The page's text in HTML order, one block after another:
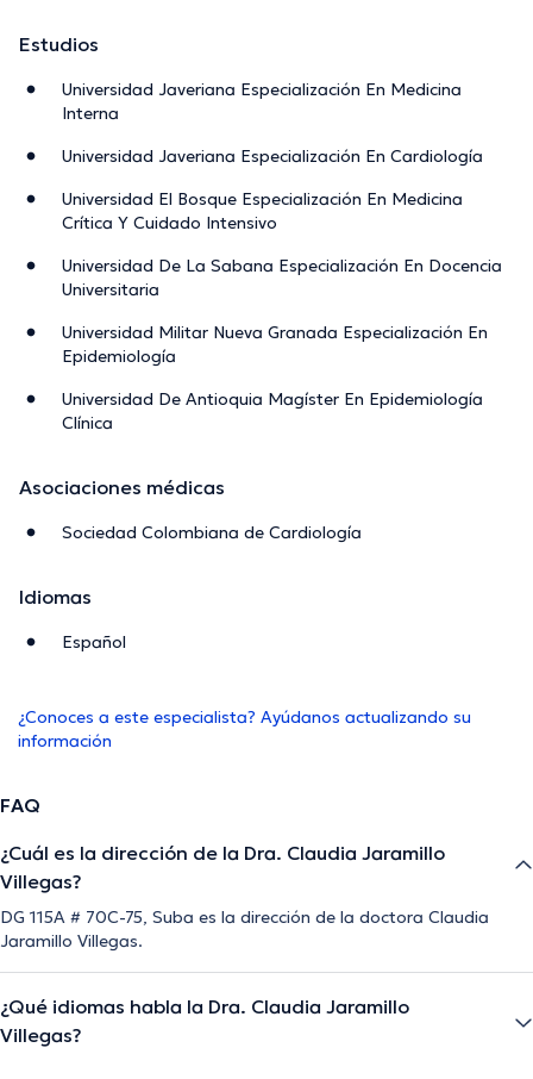
Estudios
Universidad Javeriana Especialización En Medicina
Interna
Universidad Javeriana Especialización En Cardiología
Universidad El Bosque Especialización En Medicina
Crítica Y Cuidado Intensivo
Universidad De La Sabana Especialización En Docencia
Universitaria
Universidad Militar Nueva Granada Especialización En
Epidemiología
Universidad De Antioquia Magíster En Epidemiología
Clínica
Asociaciones médicas
Sociedad Colombiana de Cardiología
Idiomas
Español
¿Conoces a este especialista? Ayúdanos actualizando su
información
FAQ
¿Cuál es la dirección de la Dra. Claudia Jaramillo
Villegas?
DG 115A # 70C-75, Suba es la dirección de la doctora Claudia
Jaramillo Villegas.
¿Qué idiomas habla la Dra. Claudia Jaramillo
Villegas?